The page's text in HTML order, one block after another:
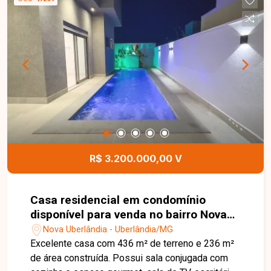
04 vagas de garagem, sendo 02 cobertas e 02
descobertas. No piso superior, conta com 03
suítes, todas com closet e ar-condicionado,
incluindo uma suíte máster com hidromassagem.
O imóvel possui ainda sistema de energia
fotovoltaica, oferecendo mais economia e
sustentabilidade. Entre em contato para mais
informações e agende uma visita para conhecer
este excelente imóvel.
R$ 3.200.000,00 V
Casa residencial em condomínio
disponível para venda no bairro Nova
Uberlândia em Uberlândia-MG.
Nova Uberlândia - Uberlândia/MG
Excelente casa com 436 m² de terreno e 236 m²
de área construída. Possui sala conjugada com